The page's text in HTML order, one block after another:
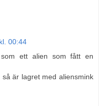
00:44
ett alien som fått en
är lagret med aliensmink